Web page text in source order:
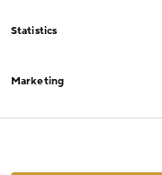
Statistics
Marketing